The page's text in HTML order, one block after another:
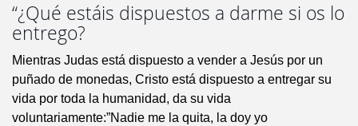
“¿Qué estáis dispuestos a darme si os lo
entrego?
Mientras Judas está dispuesto a vender a Jesús por un
puñado de monedas, Cristo está dispuesto a entregar su
vida por toda la humanidad, da su vida
voluntariamente:”Nadie me la quita, la doy yo